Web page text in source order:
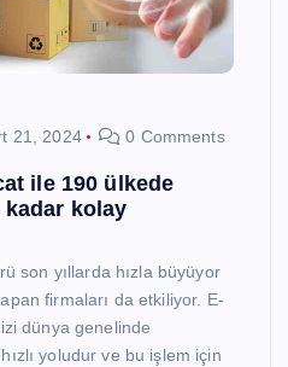
21, 2024 0 Comments
ile 190 ülkede
kadar kolay
son yıllarda hızla büyüyor
firmaları da etkiliyor. E-
dünya genelinde
yoludur ve bu işlem için